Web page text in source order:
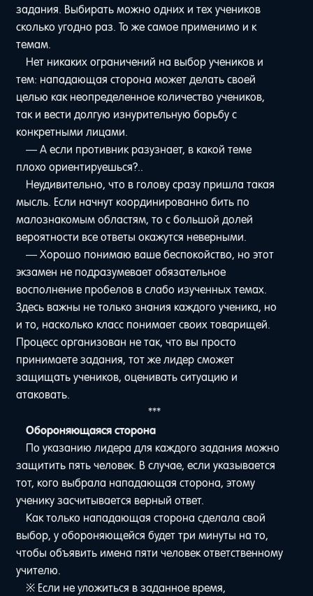
задания. Выбирать можно одних и тех учеников
сколько угодно раз. То же самое применимо и к
темам.
Нет никаких ограничений на выбор учеников и
тем: нападающая сторона может делать своей
целью как неопределенное количество учеников,
так и вести долгую изнурительную борьбу с
конкретными лицами.
— А если противник разузнает, в какой теме
плохо ориентируешься?..
Неудивительно, что в голову сразу пришла такая
мысль. Если начнут координированно бить по
малознакомым областям, то с большой долей
вероятности все ответы окажутся неверными.
— Хорошо понимаю ваше беспокойство, но этот
экзамен не подразумевает обязательное
восполнение пробелов в слабо изученных темах.
Здесь важны не только знания каждого ученика, но
и то, насколько класс понимает своих товарищей.
Процесс организован не так, что вы просто
принимаете задания, тот же лидер сможет
защищать учеников, оценивать ситуацию и
атаковать.
***
Обороняющаяся сторона
По указанию лидера для каждого задания можно
защитить пять человек. В случае, если указывается
тот, кого выбрала нападающая сторона, этому
ученику засчитывается верный ответ.
Как только нападающая сторона сделала свой
выбор, у обороняющейся будет три минуты на то,
чтобы объявить имена пяти человек ответственному
учителю.
※ Если не уложиться в заданное время,